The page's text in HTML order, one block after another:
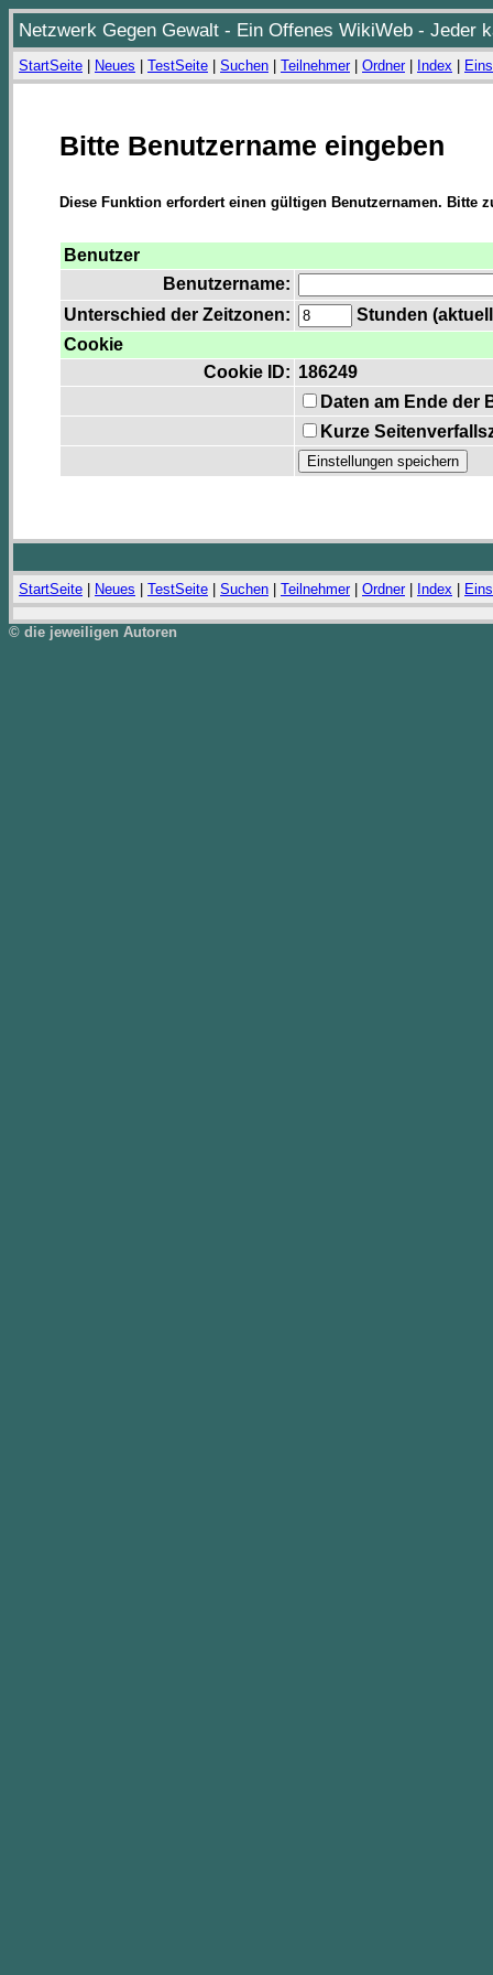
Netzwerk Gegen Gewalt - Ein Offenes WikiWeb - Jeder
StartSeite Neues TestSeite Suchen Teilnehmer| Ordner| Index
Bitte Benutzername eingeben
Diese Funktion erfordert einen gültigen Benutzernamen. Bitte
Benutzer
Benutzername:
Unterschied der Zeitzonen:
Stunden
Cookie
Cookie ID: 186249
Daten am Ende der
Kurze
StartSeite Neues TestSeite Suchen Teilnehmer| Ordner| Index
© die jeweiligen Autoren